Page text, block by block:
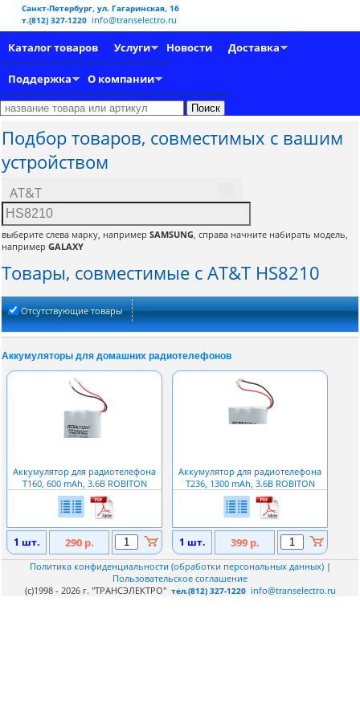
Санкт-Петербург, ул. Гагаринская, 16
т.(812) 327-1220 info@transelectro.ru
Каталог товаров Услуги Новости Доставка
Поддержка О компании
Подбор товаров, совместимых с вашим
устройством
AT&T
выберите слева марку, например SAMSUNG, справа начните набирать модель,
например GALAXY
Товары, совместимые с AT&T HS8210
Отсутствующие товары
Аккумуляторы для домашних радиотелефонов
Аккумулятор для радиотелефона
T160, 600 mAh, 3.6В ROBITON
1 шт. 290 р.
Аккумулятор для радиотелефона
T236, 1300 mAh, 3.6В ROBITON
1 шт. 399 р.
Политика конфиденциальности (обработки персональных данных) |
Пользовательское соглашение
(c)1998 - 2026 г. "ТРАНСЭЛЕКТРО" тел.(812) 327-1220 info@transelectro.ru